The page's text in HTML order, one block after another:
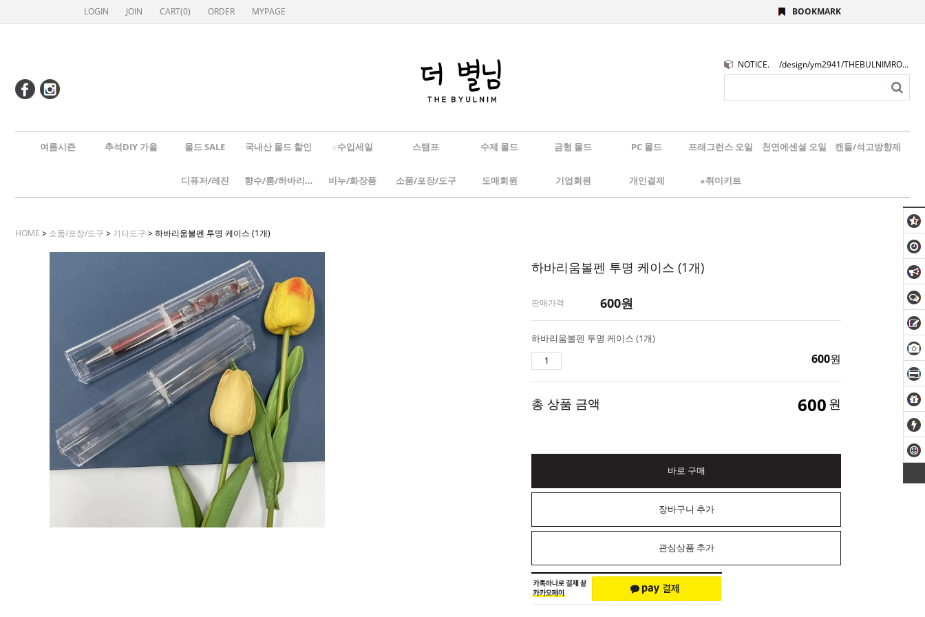
LOGIN JOIN CART(0) ORDER MYPAGE BOOKMARK
NOTICE. /design/ym2941/THEBULNIMROGO.png
여름시즌 추석DIY 가을 몰드 SALE 국내산 몰드 할인 ☆수입세일 스탬프 수제 몰드 금형 몰드 PC 몰드 프래그런스 오일 천연에센셜 오일 캔들/석고방향제
디퓨저/레진 향수/룸/하바리움 비누/화장품 소품/포장/도구 도매회원 기업회원 개인결제 ★취미키트
HOME > 소품/포장/도구 > 기타도구 > 하바리움볼펜 투명 케이스 (1개)
하바리움볼펜 투명 케이스 (1개)
판매가격 600원
하바리움볼펜 투명 케이스 (1개)
600원
총 상품 금액 600 원
바로 구매
장바구니 추가
관심상품 추가